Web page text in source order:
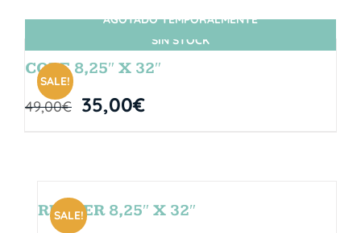
SIN STOCK
SALE!
AGOTADO TEMPORALMENTE
CORE 8,25″ X 32″
49,00€ 35,00€
SALE!
RUBBER 8,25″ X 32″